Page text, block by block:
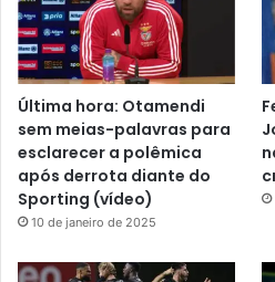
Última hora: Otamendi
sem meias-palavras para
esclarecer a polêmica
após derrota diante do
Sporting (vídeo)
10 de janeiro de 2025